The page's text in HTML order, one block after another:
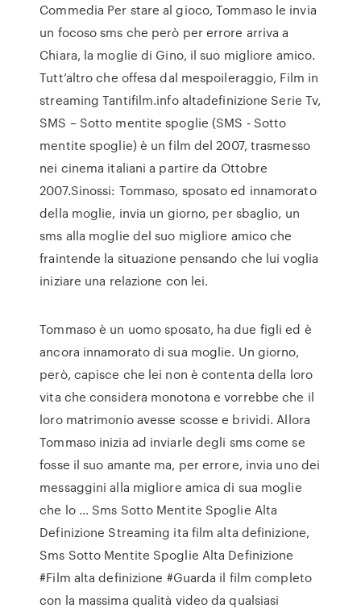
Commedia Per stare al gioco, Tommaso le invia
un focoso sms che però per errore arriva a
Chiara, la moglie di Gino, il suo migliore amico.
Tutt’altro che offesa dal mespoileraggio, Film in
streaming Tantifilm.info altadefinizione Serie Tv,
SMS – Sotto mentite spoglie (SMS - Sotto
mentite spoglie) è un film del 2007, trasmesso
nei cinema italiani a partire da Ottobre
2007.Sinossi: Tommaso, sposato ed innamorato
della moglie, invia un giorno, per sbaglio, un
sms alla moglie del suo migliore amico che
fraintende la situazione pensando che lui voglia
iniziare una relazione con lei.
Tommaso è un uomo sposato, ha due figli ed è
ancora innamorato di sua moglie. Un giorno,
però, capisce che lei non è contenta della loro
vita che considera monotona e vorrebbe che il
loro matrimonio avesse scosse e brividi. Allora
Tommaso inizia ad inviarle degli sms come se
fosse il suo amante ma, per errore, invia uno dei
messaggini alla migliore amica di sua moglie
che lo … Sms Sotto Mentite Spoglie Alta
Definizione Streaming ita film alta definizione,
Sms Sotto Mentite Spoglie Alta Definizione
#Film alta definizione #Guarda il film completo
con la massima qualità video da qualsiasi